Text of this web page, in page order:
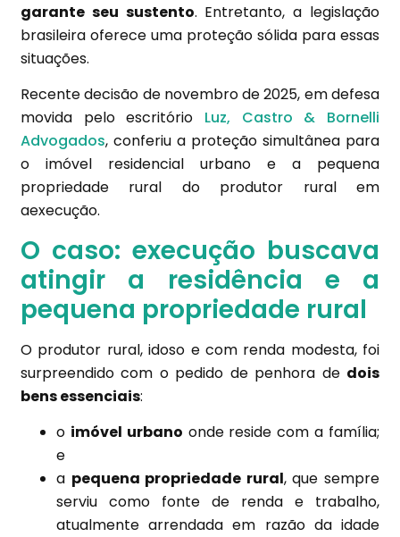
garante seu sustento. Entretanto, a legislação
brasileira oferece uma proteção sólida para essas
situações.
Recente decisão de novembro de 2025, em defesa
movida pelo escritório Luz, Castro & Bornelli
Advogados, conferiu a proteção simultânea para
o imóvel residencial urbano e a pequena
propriedade rural do produtor rural em
aexecução.
O caso: execução buscava
atingir a residência e a
pequena propriedade rural
O produtor rural, idoso e com renda modesta, foi
surpreendido com o pedido de penhora de dois
bens essenciais:
o imóvel urbano onde reside com a família;
e
a pequena propriedade rural, que sempre
serviu como fonte de renda e trabalho,
atualmente arrendada em razão da idade